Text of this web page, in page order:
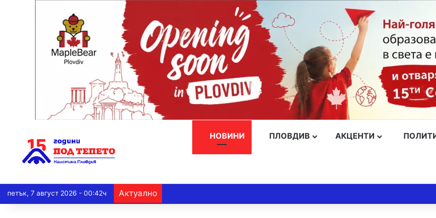
НОВИНИ ПЛОВДИВ АКЦЕНТИ
петък, 7 август 2026 - 00:42ч Актуално